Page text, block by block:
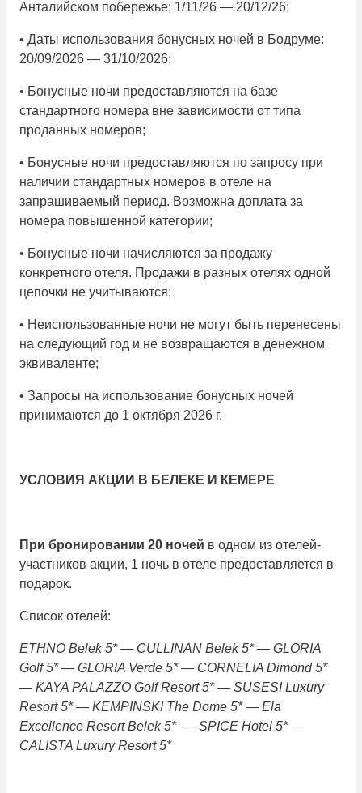
Анталийском побережье: 1/11/26 — 20/12/26;
• Даты использования бонусных ночей в Бодруме:
20/09/2026 — 31/10/2026;
• Бонусные ночи предоставляются на базе
стандартного номера вне зависимости от типа
проданных номеров;
• Бонусные ночи предоставляются по запросу при
наличии стандартных номеров в отеле на
запрашиваемый период. Возможна доплата за
номера повышенной категории;
• Бонусные ночи начисляются за продажу
конкретного отеля. Продажи в разных отелях одной
цепочки не учитываются;
• Неиспользованные ночи не могут быть перенесены
на следующий год и не возвращаются в денежном
эквиваленте;
• Запросы на использование бонусных ночей
принимаются до 1 октября 2026 г.
УСЛОВИЯ АКЦИИ В БЕЛЕКЕ И КЕМЕРЕ
При бронировании 20 ночей в одном из отелей-
участников акции, 1 ночь в отеле предоставляется в
подарок.
Список отелей:
ETHNO Belek 5* — CULLINAN Belek 5* — GLORIA
Golf 5* — GLORIA Verde 5* — CORNELIA Dimond 5*
— KAYA PALAZZO Golf Resort 5* — SUSESI Luxury
Resort 5* — KEMPINSKI The Dome 5* — Ela
Excellence Resort Belek 5* — SPICE Hotel 5* —
CALISTA Luxury Resort 5*